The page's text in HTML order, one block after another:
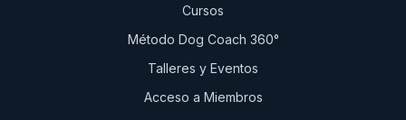
Cursos
Método Dog Coach 360°
Talleres y Eventos
Acceso a Miembros